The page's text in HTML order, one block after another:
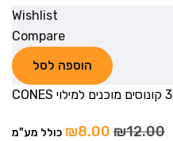
Wishlist
Compare
הוספה לסל
3 קונוסים מוכנים למילוי CONES
₪12.00
₪8.00 כולל מע"מ